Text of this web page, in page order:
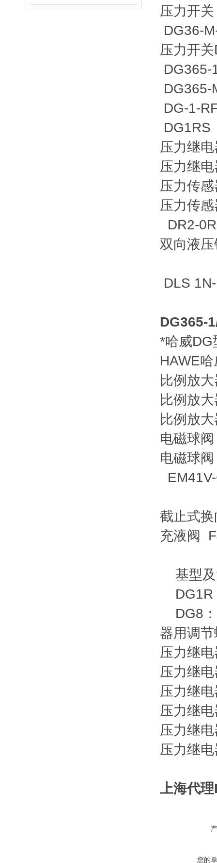
压力开
DG36-
压力开
DG365-
DG-1-
压力继
压力继
压力传
压力传
DR2-0R
双向液
DLS
DG365-
*哈威DG
HAWE
比例放
比例放
比例放
电磁球
电磁球
截止式
充液阀
基型及
DG1R
DG8：
器用调
压力继
压力继
压力继
压力继
压力继
压力继
上海代
您的